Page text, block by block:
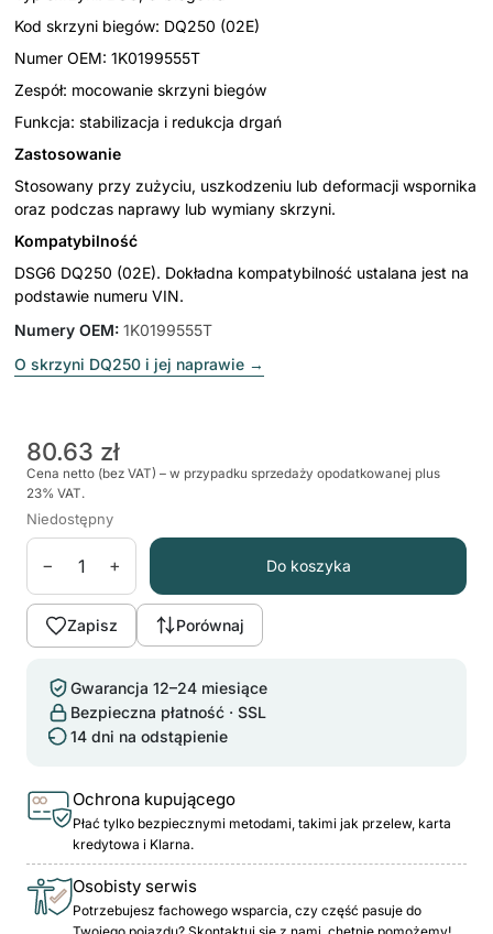
Kod skrzyni biegów: DQ250 (02E)
Numer OEM: 1K0199555T
Zespół: mocowanie skrzyni biegów
Funkcja: stabilizacja i redukcja drgań
Zastosowanie
Stosowany przy zużyciu, uszkodzeniu lub deformacji wspornika
oraz podczas naprawy lub wymiany skrzyni.
Kompatybilność
DSG6 DQ250 (02E). Dokładna kompatybilność ustalana jest na
podstawie numeru VIN.
Numery OEM: 1K0199555T
O skrzyni DQ250 i jej naprawie →
80.63 zł
Cena netto (bez VAT) – w przypadku sprzedaży opodatkowanej plus
23% VAT.
Niedostępny
− + Do koszyka
Zapisz Porównaj
Gwarancja 12–24 miesiące
Bezpieczna płatność · SSL
14 dni na odstąpienie
Ochrona kupującego
Płać tylko bezpiecznymi metodami, takimi jak przelew, karta
kredytowa i Klarna.
Osobisty serwis
Potrzebujesz fachowego wsparcia, czy część pasuje do
Twojego pojazdu? Skontaktuj się z nami, chętnie pomożemy!